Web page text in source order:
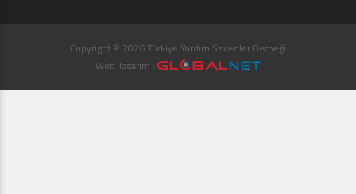
Copyright © 2026 Türkiye Yardım Sevenler Derneği
Web Tasarım :